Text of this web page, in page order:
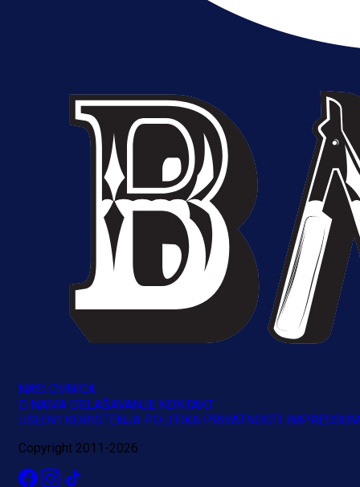
A Selekcija
Brat Kerima Alajbegovića pozvan
NASLOVNICA
O NAMA OGLAŠAVANJE KONTAKT
USLOVI KORIŠTENJA POLITIKA PRIVATNOSTI IMPRESSUM
Copyright 2011-2026